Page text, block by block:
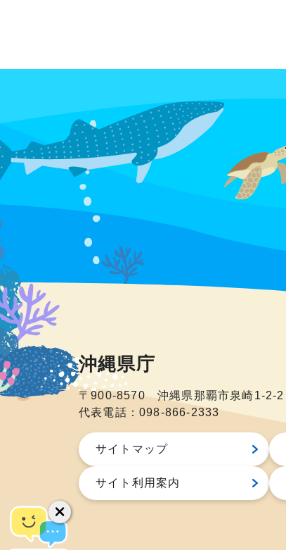
沖縄県庁
〒900-8570 沖縄県那覇市泉崎1-2-2
代表電話：098-866-2333
サイトマップ
サイト利用案内